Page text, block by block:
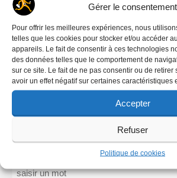
Gérer le consentement
Pour offrir les meilleures expériences, nous
telles que les cookies pour stocker et/ou accéder
appareils. Le fait de consentir à ces technologies
des données telles que le comportement de
sur ce site. Le fait de ne pas consentir ou de retirer
avoir un effet négatif sur certaines caractéristiques
Accepter
Refuser
Politique de cookies
Catégories :Agences
:Denise Fastout (1924
Edimedia Jean-Daniel
Pierre
RECHERCHER
Rechercher :